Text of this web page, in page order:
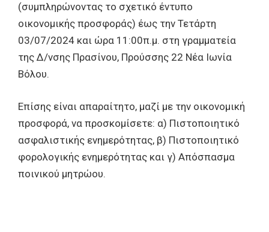
(συμπληρώνοντας το σχετικό έντυπο
οικονομικής προσφοράς) έως την Τετάρτη
03/07/2024 και ώρα 11:00π.μ. στη γραμματεία
της Δ/νσης Πρασίνου, Προύσσης 22 Νέα Ιωνία
Βόλου.
Επίσης είναι απαραίτητο, μαζί με την οικονομική
προσφορά, να προσκομίσετε: α) Πιστοποιητικό
ασφαλιστικής ενημερότητας, β) Πιστοποιητικό
φορολογικής ενημερότητας και γ) Απόσπασμα
ποινικού μητρώου.